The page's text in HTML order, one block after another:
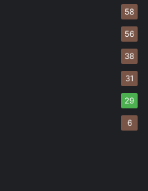
58
56
38
31
29
6